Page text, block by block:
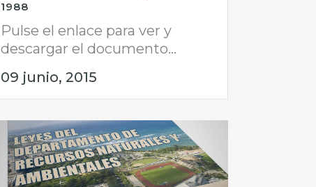
1988
Pulse el enlace para ver y
descargar el documento...
09 junio, 2015